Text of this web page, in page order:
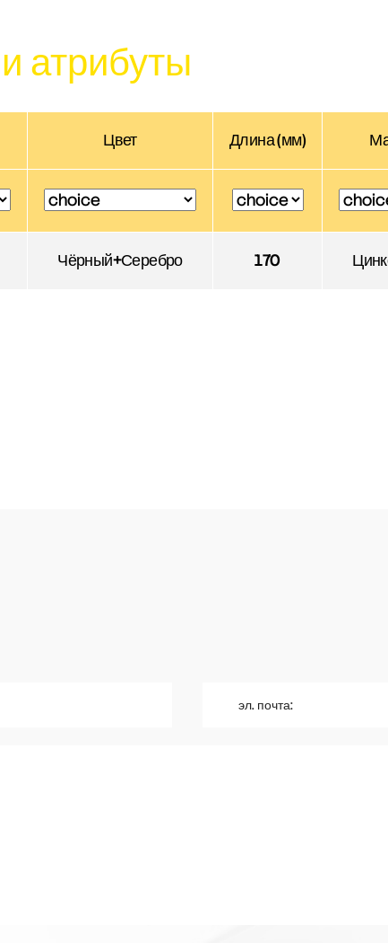
и атрибуты
Цвет Длина (мм)
Чёрный+Серебро 170